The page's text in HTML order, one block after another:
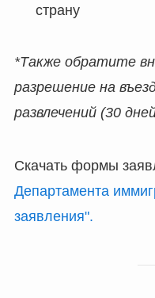
страну
*Также обратите
разрешение на
развлечений (30
Скачать формы
Департамента
заявления".